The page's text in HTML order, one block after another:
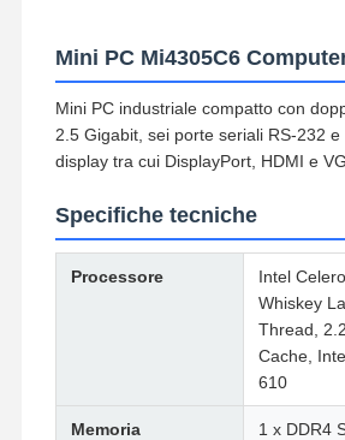
Mini PC Mi4305C6
Mini PC industriale compatto con
2.5 Gigabit, sei porte seriali RS-232
display tra cui DisplayPort, HDMI e
Specifiche tecniche
Processore
Intel
Whiskey
Thread,
Cache,
610
Memoria
1 x DDR4